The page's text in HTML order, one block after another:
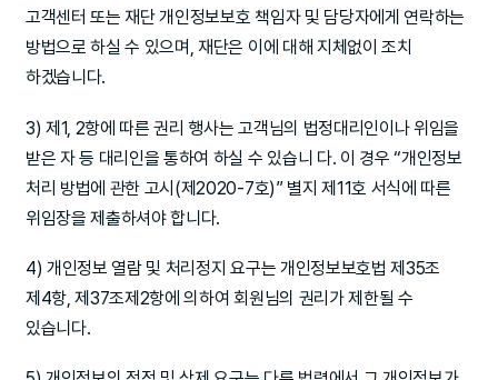
고객센터 또는 재단 개인정보보호 책임자 및 담당자에게 연락하는
방법으로 하실 수 있으며, 재단은 이에 대해 지체없이 조치
하겠습니다.
3) 제1, 2항에 따른 권리 행사는 고객님의 법정대리인이나 위임을
받은 자 등 대리인을 통하여 하실 수 있습니 다. 이 경우 “개인정보
처리 방법에 관한 고시(제2020-7호)” 별지 제11호 서식에 따른
위임장을 제출하셔야 합니다.
4) 개인정보 열람 및 처리정지 요구는 개인정보보호법 제35조
제4항, 제37조제2항에 의하여 회원님의 권리가 제한될 수
있습니다.